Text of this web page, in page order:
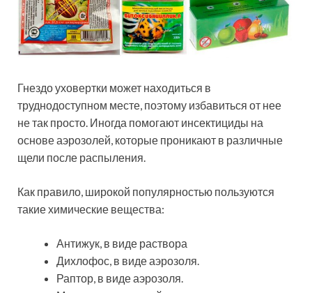
Гнездо уховертки может находиться в
труднодоступном месте, поэтому избавиться от нее
не так просто. Иногда помогают инсектициды на
основе аэрозолей, которые проникают в различные
щели после распыления.
Как правило, широкой популярностью пользуются
такие химические вещества:
Антижук, в виде раствора
Дихлофос, в виде аэрозоля.
Раптор, в виде аэрозоля.